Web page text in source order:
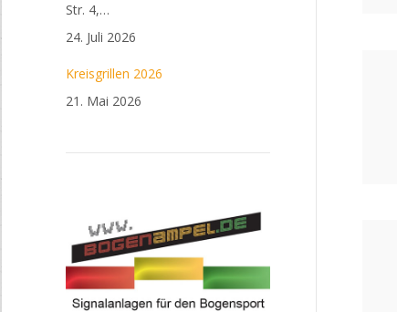
Str. 4,…
24. Juli 2026
Kreisgrillen 2026
21. Mai 2026